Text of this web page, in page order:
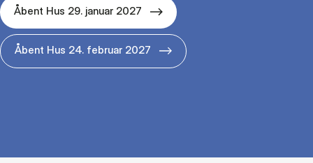
Åbent Hus 29. januar 2027
Åbent Hus 24. februar 2027